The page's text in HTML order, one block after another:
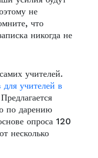
не
что
никогда не
учителей.
учителей в
Предлагается
по дарению
опроса 120
несколько